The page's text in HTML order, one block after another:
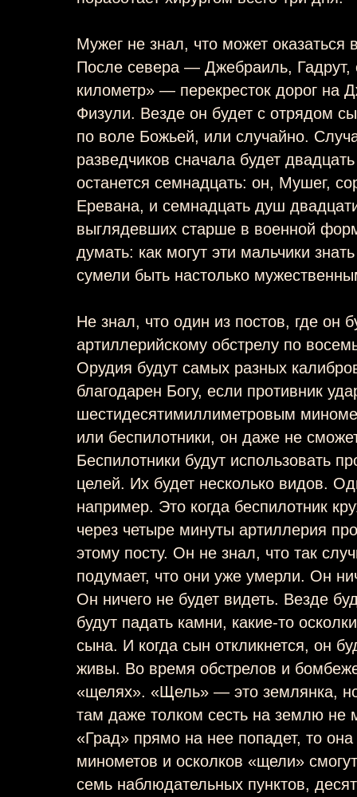
Мужег не знал, что может оказаться
После севера — Джебраиль, Гадрут,
километр» — перекресток дорог на
Физули. Везде он будет с отрядом
по воле Божьей, или случайно.
разведчиков сначала будет
останется семнадцать: он, Мушег,
Еревана, и семнадцать душ
выглядевших старше в военной
думать: как могут эти мальчики
сумели быть настолько
Не знал, что один из постов, где он
артиллерийскому обстрелу по
Орудия будут самых разных
благодарен Богу, если противник
шестидесятимиллиметровым
или беспилотники, он даже не
Беспилотники будут использовать
целей. Их будет несколько видов.
например. Это когда беспилотник
через четыре минуты артиллерия
этому посту. Он не знал, что так
подумает, что они уже умерли. Он
Он ничего не будет видеть. Везде
будут падать камни, какие-то
сына. И когда сын откликнется, он
живы. Во время обстрелов и
«щелях». «Щель» — это землянка,
там даже толком сесть на землю не
«Град» прямо на нее попадет, то
минометов и осколков «щели»
семь наблюдательных пунктов,